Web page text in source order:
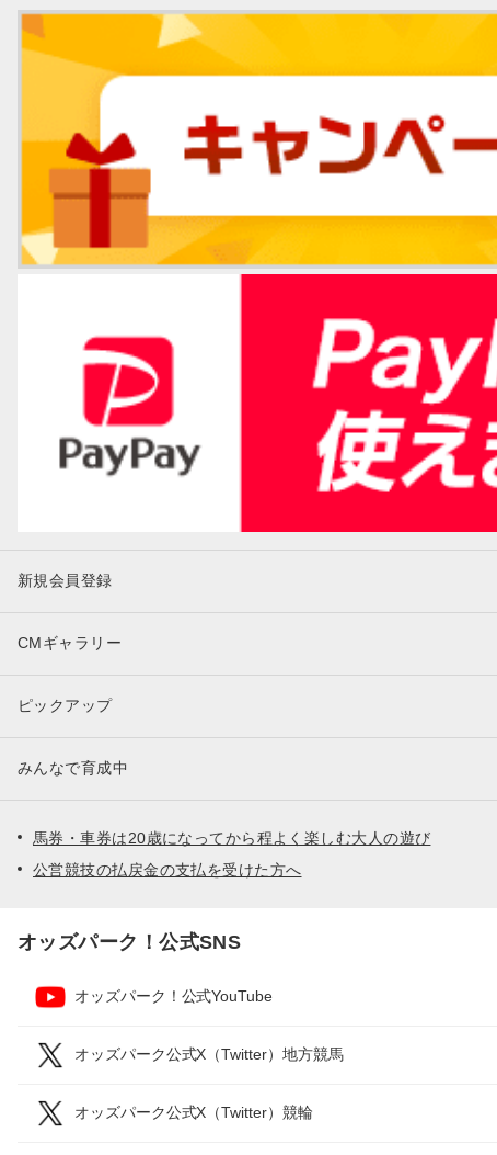
新規会員登録
CMギャラリー
ピックアップ
みんなで育成中
馬券・車券は20歳になってから程よく楽しむ大人の遊び
公営競技の払戻金の支払を受けた方へ
オッズパーク！公式SNS
オッズパーク！公式YouTube
オッズパーク公式X（Twitter）地方競馬
オッズパーク公式X（Twitter）競輪